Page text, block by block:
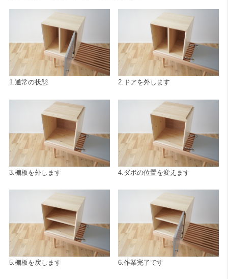
1.通常の状態 2.ドアを外します
3.棚板を外します 4.ダボの位置を変えます
5.棚板を戻します 6.作業完了です